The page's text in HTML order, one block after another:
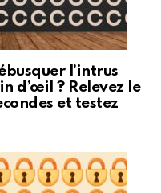
l’intrus
d’œil ? Relevez le
et testez